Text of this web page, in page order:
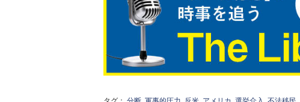
タグ： 分断 軍事的圧力 反米 アメリカ 選挙介入 不法移民